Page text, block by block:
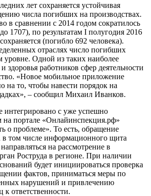
лет сохраняется устойчивая
числа погибших на производствах.
в сравнении с 2014 годом сократилось
1707), по результатам I полугодия 2016
(погибло 692 человека).
отраслях число погибших
уровне. Одной из таких наиболее
здоровья работников сфер деятельности
«Новое мобильное приложение
на то, чтобы навести порядок на
– сообщил Михаил Иванков.
интегрировано с уже успешно
портале «Онлайинспекция.рф»
о проблеме». То есть, обращение
в том числе информационного щита
на рассмотрение в
Роструда в регионе. При наличии
будет инициироваться проверка
фактов, приниматься меры по
нарушений и привлечению
ответственности.